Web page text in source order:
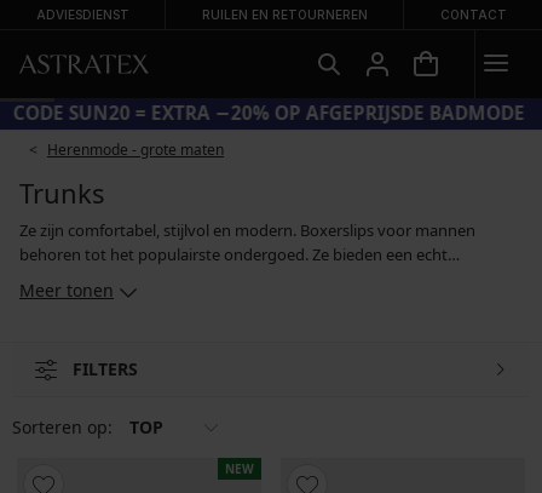
ADVIESDIENST RUILEN EN RETOURNEREN CONTACT
CODE SUN20 = EXTRA −20% OP AFGEPRIJSDE BADMODE
Herenmode - grote maten
Trunks
Ze zijn comfortabel, stijlvol en modern. Boxerslips voor mannen
behoren tot het populairste ondergoed. Ze bieden een echt
en ze zijn gemaakt van materialen die dermatologisch getest zijn. Je
kan je een multipack met meerdere producten tegelijk kopen.
Meer tonen
FILTERS
Sorteren op: TOP
NEW